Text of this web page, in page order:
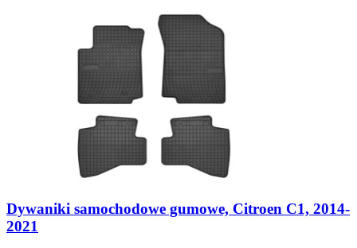
Dywaniki samochodowe gumowe, Citroen C1, 2014-
2021